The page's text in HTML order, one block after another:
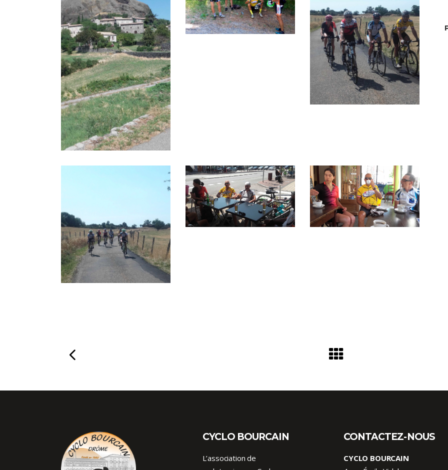
CYCLO BOURCAIN
L’association de
CONTACTEZ-NOUS
CYCLO BOURCAIN